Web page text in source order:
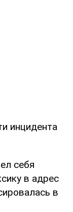
инцидента
себя
в адрес
в